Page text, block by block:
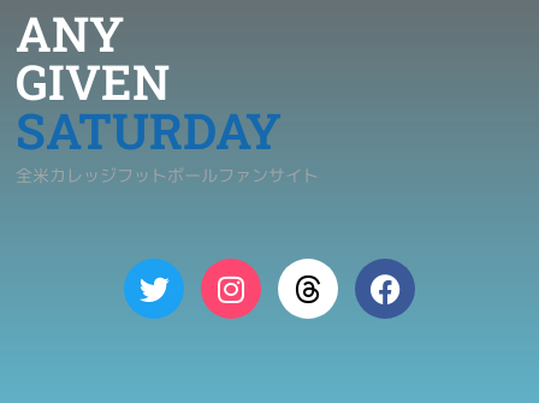
ANY
GIVEN
SATURDAY
全米カレッジフットボールファンサイト